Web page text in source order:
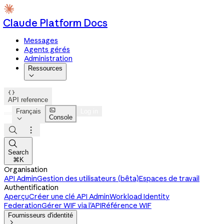
Claude Platform Docs
Messages
Agents gérés
Administration
Ressources


API reference
Français


Console



Search
⌘K
Organisation
API AdminGestion des utilisateurs (bêta)Espaces de travail
Authentification
AperçuCréer une clé API AdminWorkload Identity
FederationGérer WIF via l'APIRéférence WIF
Fournisseurs d'identité
